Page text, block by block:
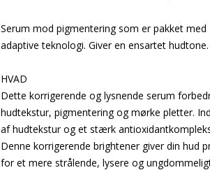
Serum mod pigmentering som er pakket med
adaptive teknologi. Giver en ensartet hudtone.
HVAD
Dette korrigerende og lysnende serum
hudtekstur, pigmentering og mørke pletter.
af hudtekstur og et stærk
Denne korrigerende brightener giver din hud
for et mere strålende, lysere og